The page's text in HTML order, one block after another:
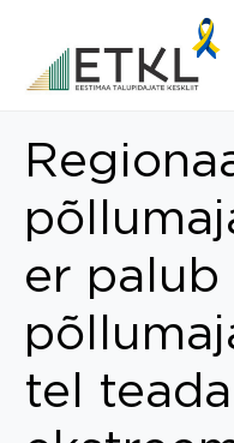
er palub
tel